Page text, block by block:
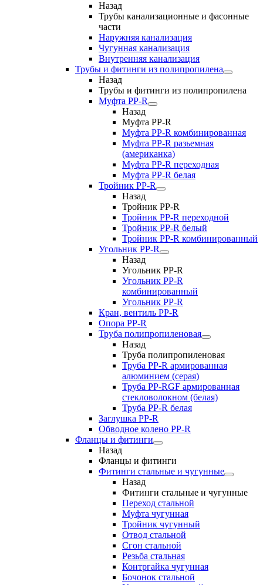
Назад
Трубы канализационные и фасонные
части
Наружняя канализация
Чугунная канализация
Внутренняя канализация
Трубы и фитинги из полипропилена
Назад
Трубы и фитинги из полипропилена
Муфта PP-R
Назад
Муфта PP-R
Муфта РР-R комбинированная
Муфта РР-R разьемная
(американка)
Муфта РР-R переходная
Муфта РР-R белая
Тройник PP-R
Назад
Тройник PP-R
Тройник РР-R переходной
Тройник РР-R белый
Тройник РР-R комбинированный
Угольник PP-R
Назад
Угольник PP-R
Угольник РР-R
комбинированный
Угольник РР-R
Кран, вентиль PP-R
Опора PP-R
Труба полипропиленовая
Назад
Труба полипропиленовая
Труба PP-R армированная
алюминием (серая)
Труба PP-RGF армированная
стекловолокном (белая)
Труба РР-R белая
Заглушка PP-R
Обводное колено PP-R
Фланцы и фитинги
Назад
Фланцы и фитинги
Фитинги стальные и чугунные
Назад
Фитинги стальные и чугунные
Переход стальной
Муфта чугунная
Тройник чугунный
Отвод стальной
Сгон стальной
Резьба стальная
Контргайка чугунная
Бочонок стальной